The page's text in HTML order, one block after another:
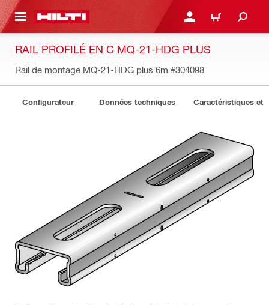
CONTENT CONNEXION OU
PANIER
RAIL PROFILÉ EN C MQ-21-HDG PLUS
Rail de montage MQ-21-HDG plus 6m #304098
Configurateur Données techniques Caractéristiques et